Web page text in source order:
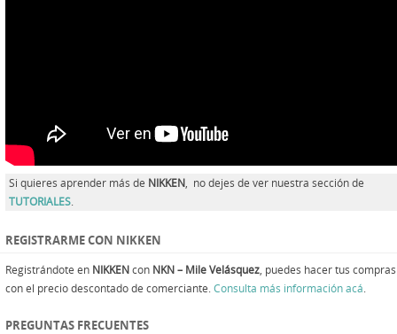
Si quieres aprender más de NIKKEN , no dejes de ver nuestra sección de
TUTORIALES
REGISTRARME CON NIKKEN
Registrándote en NIKKENcon NKN – Mile Velásquez , puedes hacer tus compras
con el precio descontado de comerciante. Consulta más información acá
PREGUNTAS FRECUENTES